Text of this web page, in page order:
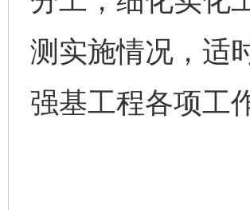
测实施情况，适
强基工程各项工